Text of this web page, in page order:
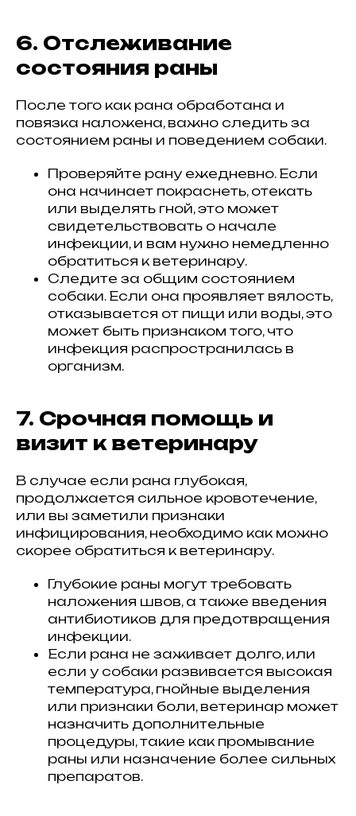
6. Отслеживание
состояния раны
После того как рана обработана и
повязка наложена, важно следить за
состоянием раны и поведением собаки.
Проверяйте рану ежедневно. Если
она начинает покраснеть, отекать
или выделять гной, это может
свидетельствовать о начале
инфекции, и вам нужно немедленно
обратиться к ветеринару.
Следите за общим состоянием
собаки. Если она проявляет вялость,
отказывается от пищи или воды, это
может быть признаком того, что
инфекция распространилась в
организм.
7. Срочная помощь и
визит к ветеринару
В случае если рана глубокая,
продолжается сильное кровотечение,
или вы заметили признаки
инфицирования, необходимо как можно
скорее обратиться к ветеринару.
Глубокие раны могут требовать
наложения швов, а также введения
антибиотиков для предотвращения
инфекции.
Если рана не заживает долго, или
если у собаки развивается высокая
температура, гнойные выделения
или признаки боли, ветеринар может
назначить дополнительные
процедуры, такие как промывание
раны или назначение более сильных
препаратов.